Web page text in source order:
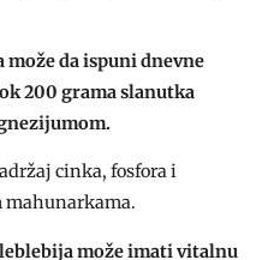
može da ispuni dnevne
200 grama slanutka
cinka, fosfora i
mahunarkama.
može imati vitalnu